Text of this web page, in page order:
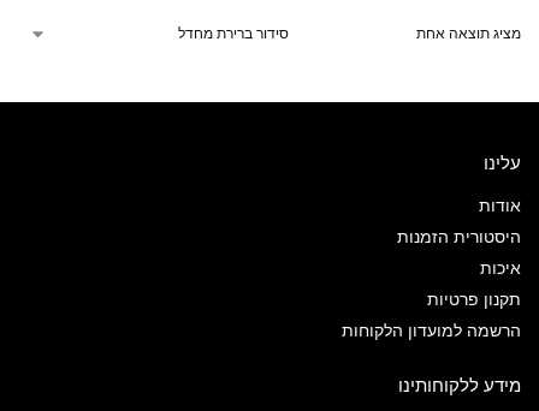
מציג תוצאה אחת
עלינו
אודות
היסטורית הזמנות
איכות
תקנון פרטיות
הרשמה למועדון הלקוחות
מידע ללקוחותינו